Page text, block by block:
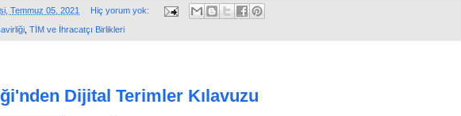
Temmuz 05, 2021 Hiç yorum yok:
TİM ve İhracatçı Birlikleri
Dijital Terimler Kılavuzu